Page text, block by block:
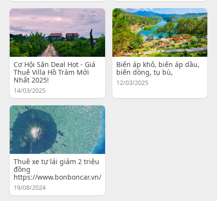
Cơ Hội Săn Deal Hot - Giá
Thuê Villa Hồ Tràm Mới
Nhất 2025!
14/03/2025
Biến áp khô, biến áp dầu,
biến dòng, tụ bù,
12/03/2025
Thuê xe tự lái giảm 2 triệu
đồng
https://www.bonboncar.vn/
19/08/2024